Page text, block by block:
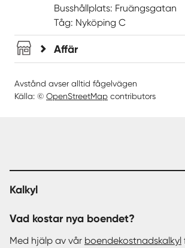
Busshållplats: Fruängsgatan
Tåg: Nyköping C
Affär
Avstånd avser alltid fågelvägen
Källa: © OpenStreetMap contributors
Kalkyl
Vad kostar nya boendet?
Med hjälp av vår boendekostnadskalkyl